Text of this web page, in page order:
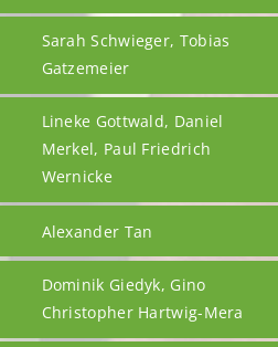
Sarah Schwieger, Tobias
Gatzemeier
Lineke Gottwald, Daniel
Merkel, Paul Friedrich
Wernicke
Alexander Tan
Dominik Giedyk, Gino
Christopher Hartwig-Mera